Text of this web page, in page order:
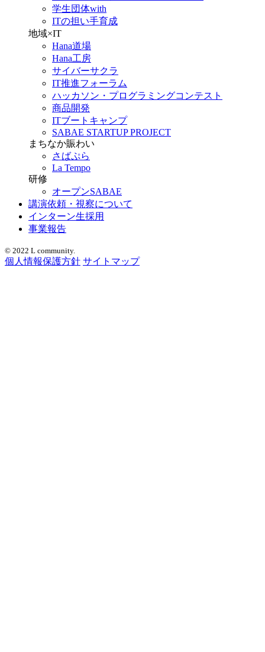
学生団体with
ITの担い手育成
地域×IT
Hana道場
Hana工房
サイバーサクラ
IT推進フォーラム
ハッカソン・プログラミングコンテスト
商品開発
ITブートキャンプ
SABAE STARTUP PROJECT
まちなか賑わい
さばぷら
La Tempo
研修
オープンSABAE
講演依頼・視察について
インターン生採用
事業報告
© 2022 L community.
個人情報保護方針 サイトマップ